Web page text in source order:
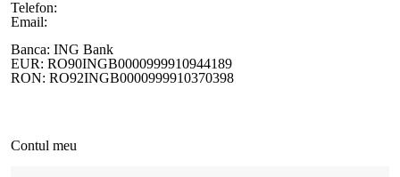
Telefon:
Email:
Banca: ING Bank
EUR: RO90INGB0000999910944189
RON: RO92INGB0000999910370398
Contul meu